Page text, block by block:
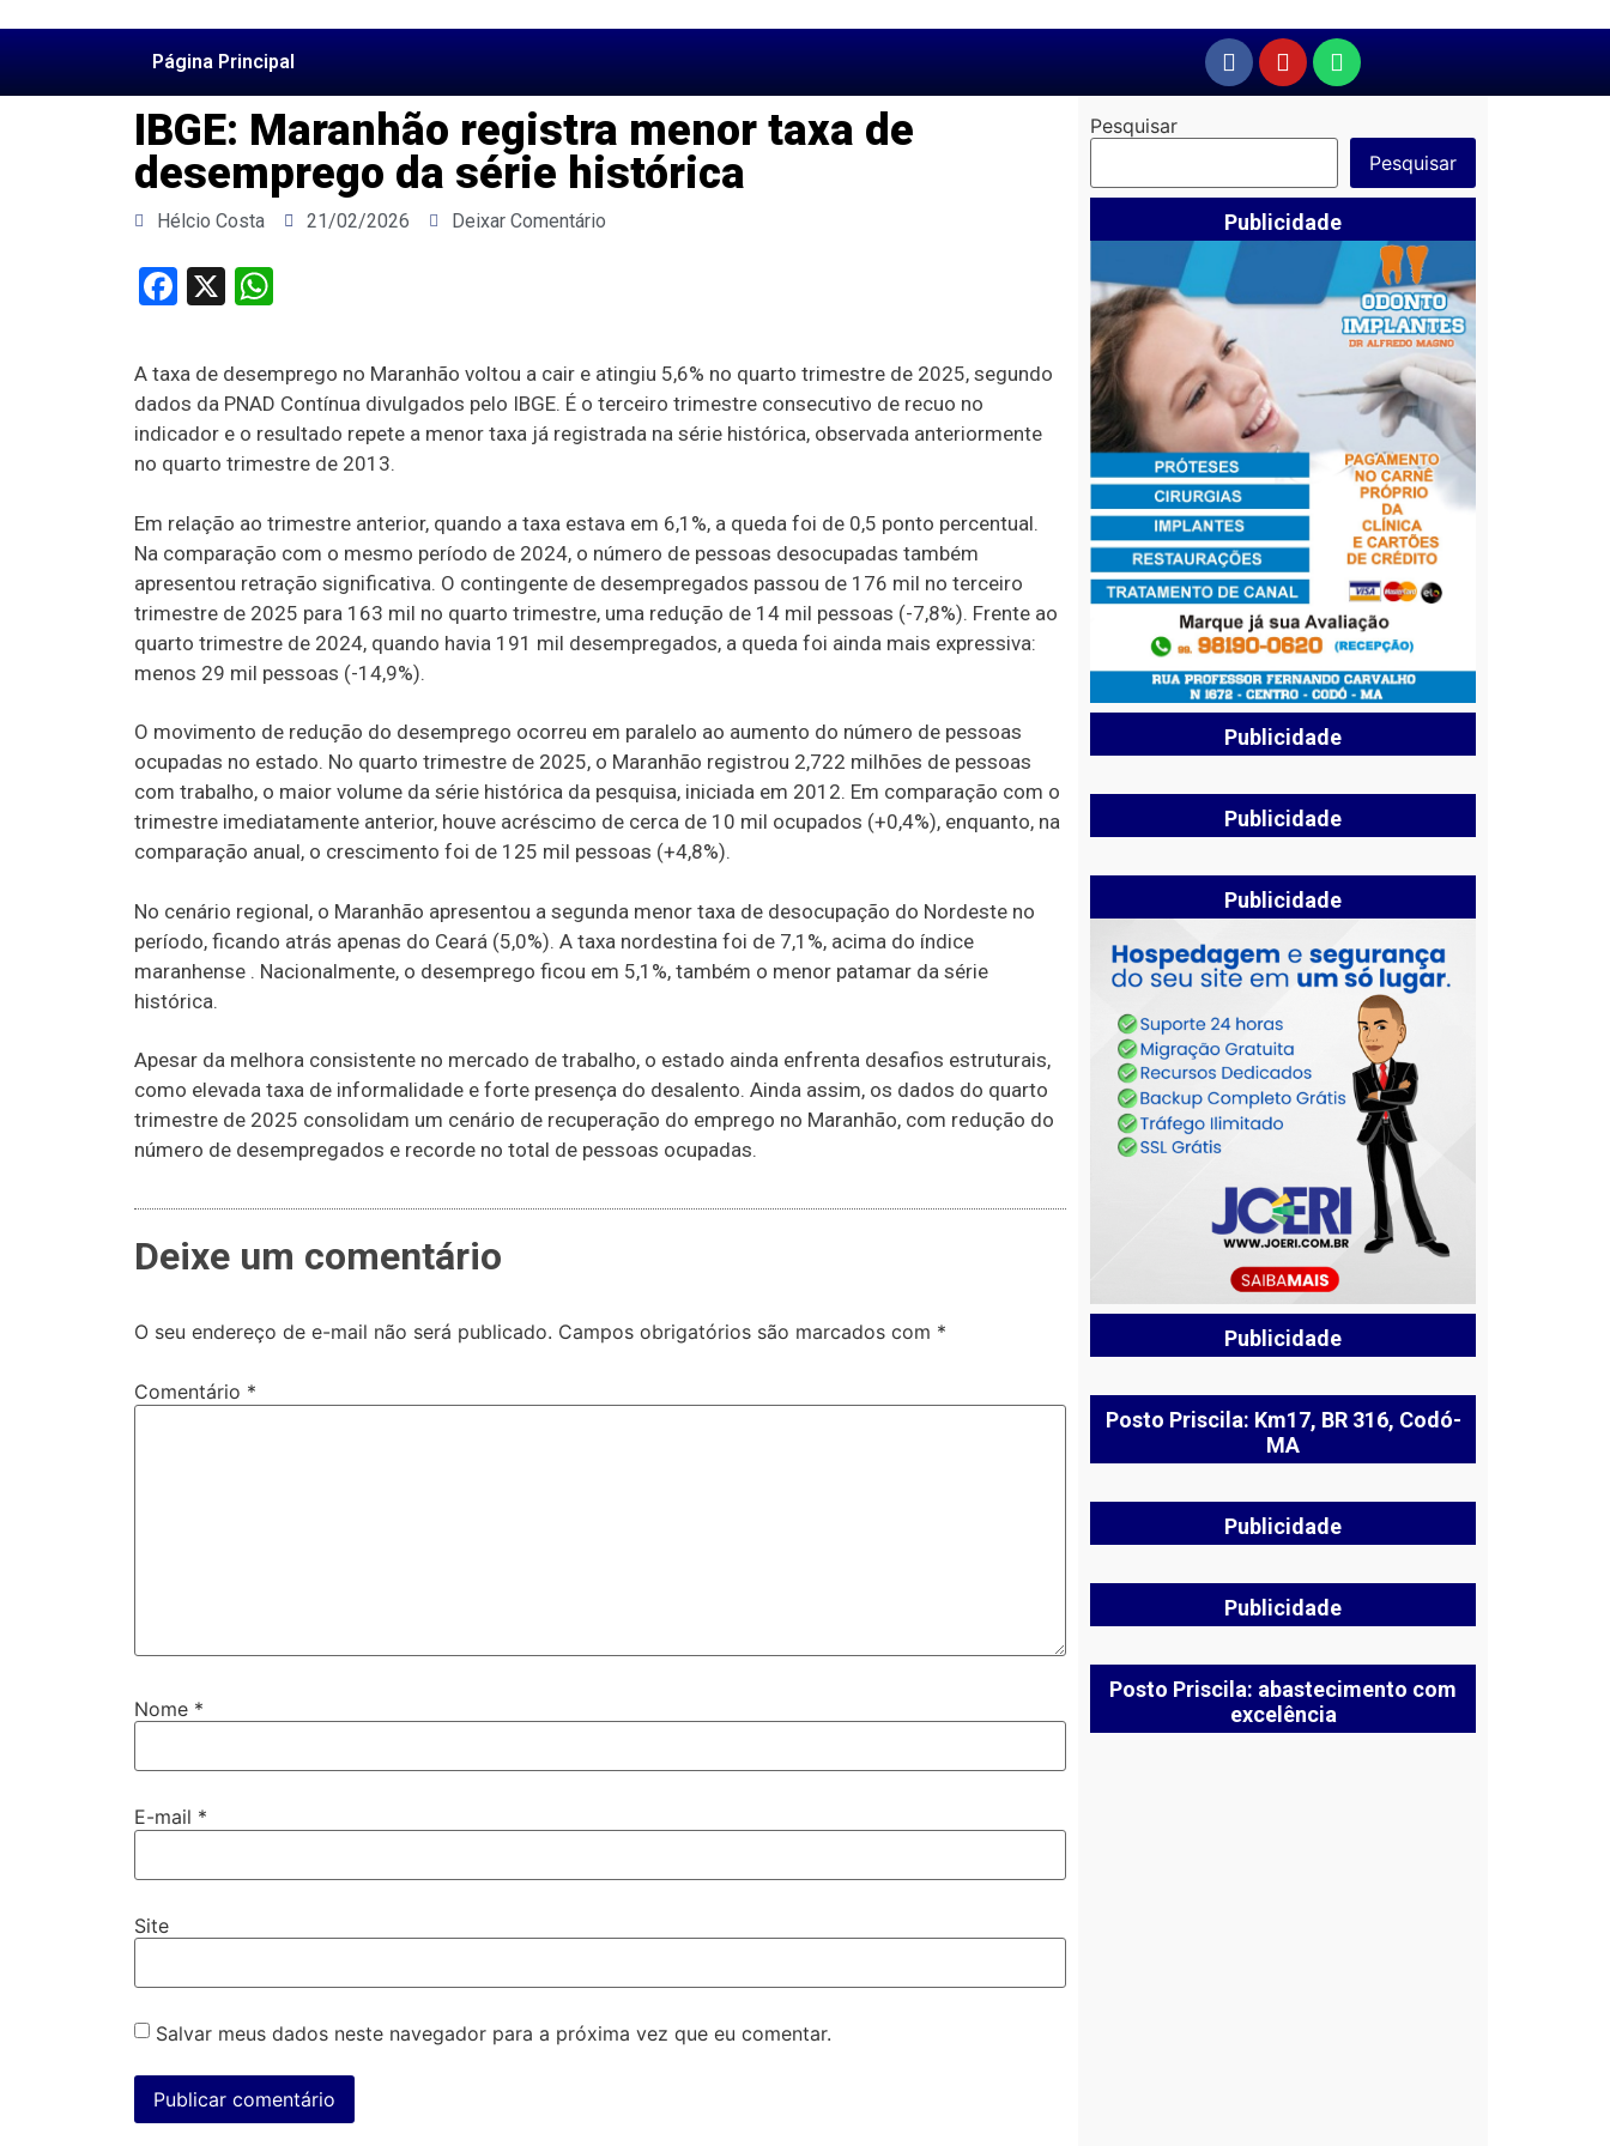
Página Principal
IBGE: Maranhão registra menor taxa de
desemprego da série histórica
Hélcio Costa 21/02/2026 Deixar Comentário
Facebook
X
A taxa de desemprego no Maranhão voltou a cair e atingiu 5,6% no quarto trimestre de 2025, segundo
dados da PNAD Contínua divulgados pelo IBGE. É o terceiro trimestre consecutivo de recuo no
indicador e o resultado repete a menor taxa já registrada na série histórica, observada anteriormente
no quarto trimestre de 2013.
Em relação ao trimestre anterior, quando a taxa estava em 6,1%, a queda foi de 0,5 ponto percentual.
Na comparação com o mesmo período de 2024, o número de pessoas desocupadas também
apresentou retração significativa. O contingente de desempregados passou de 176 mil no terceiro
trimestre de 2025 para 163 mil no quarto trimestre, uma redução de 14 mil pessoas (-7,8%). Frente ao
quarto trimestre de 2024, quando havia 191 mil desempregados, a queda foi ainda mais expressiva:
menos 29 mil pessoas (-14,9%).
O movimento de redução do desemprego ocorreu em paralelo ao aumento do número de pessoas
ocupadas no estado. No quarto trimestre de 2025, o Maranhão registrou 2,722 milhões de pessoas
com trabalho, o maior volume da série histórica da pesquisa, iniciada em 2012. Em comparação com o
trimestre imediatamente anterior, houve acréscimo de cerca de 10 mil ocupados (+0,4%), enquanto, na
comparação anual, o crescimento foi de 125 mil pessoas (+4,8%).
No cenário regional, o Maranhão apresentou a segunda menor taxa de desocupação do Nordeste no
período, ficando atrás apenas do Ceará (5,0%). A taxa nordestina foi de 7,1%, acima do índice
maranhense . Nacionalmente, o desemprego ficou em 5,1%, também o menor patamar da série
histórica.
Apesar da melhora consistente no mercado de trabalho, o estado ainda enfrenta desafios estruturais,
como elevada taxa de informalidade e forte presença do desalento. Ainda assim, os dados do quarto
trimestre de 2025 consolidam um cenário de recuperação do emprego no Maranhão, com redução do
número de desempregados e recorde no total de pessoas ocupadas.
Deixe um comentário
O seu endereço de e-mail não será publicado. Campos obrigatórios são marcados com *
Comentário *
Nome *
E-mail *
Site
Salvar meus dados neste navegador para a próxima vez que eu comentar.
Pesquisar
Pesquisar
Publicidade
Publicidade
Publicidade
Publicidade
Publicidade
Posto Priscila: Km17, BR 316, Codó-
MA
Publicidade
Publicidade
Posto Priscila: abastecimento com
excelência